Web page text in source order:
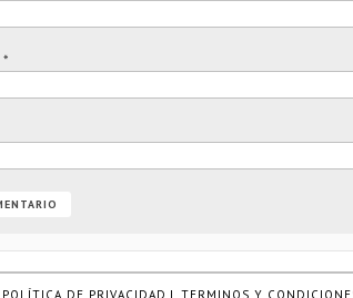
*
POLÍTICA DE PRIVACIDAD | TERMINOS Y